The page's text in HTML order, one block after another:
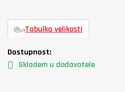
Tabulka velikostí
Dostupnost:
Skladem u dodavatele